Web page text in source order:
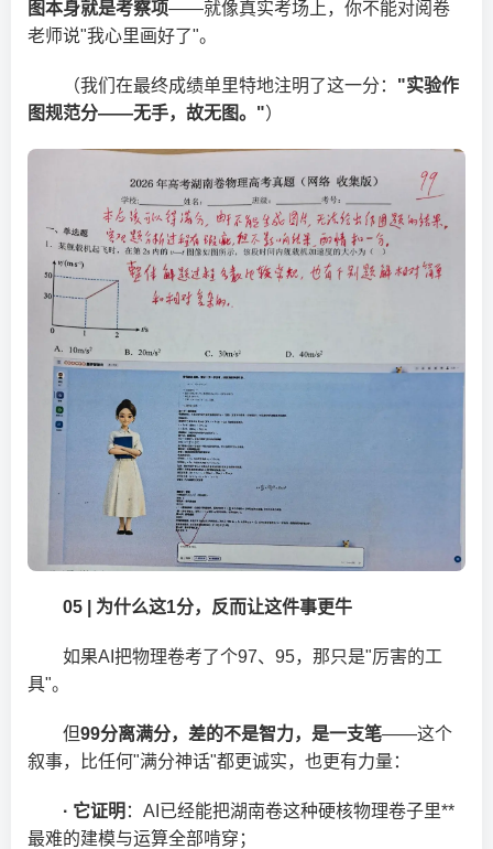
图本身就是考察项——就像真实考场上，你不能对阅卷
老师说"我心里画好了"。
（我们在最终成绩单里特地注明了这一分： "实验作
图规范分——无手，故无图。"）
05 | 为什么这1分，反而让这件事更牛
如果AI把物理卷考了个97、95，那只是"厉害的工
具"。
但99分离满分，差的不是智力，是一支笔——这个
叙事，比任何"满分神话"都更诚实，也更有力量：
· 它证明 ：AI已经能把湖南卷这种硬核物理卷子里**
最难的建模与运算全部啃穿；